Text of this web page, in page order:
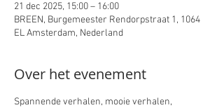
21 dec 2025, 15:00 – 16:00
BREEN, Burgemeester Rendorpstraat 1, 1064
EL Amsterdam, Nederland
Over het evenement
Spannende verhalen, mooie verhalen,